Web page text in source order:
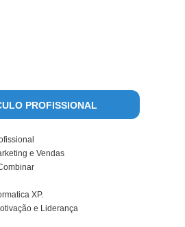
PROFISSIONAL
e Vendas
XP.
e Liderança